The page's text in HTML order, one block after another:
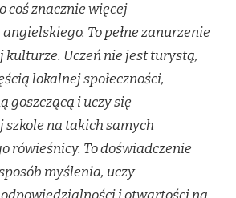
coś znacznie więcej
To pełne zanurzenie
kulturze. Uczeń nie jest turystą,
lokalnej społeczności,
goszczącą i uczy się
na takich samych
rówieśnicy. To doświadczenie
myślenia, uczy